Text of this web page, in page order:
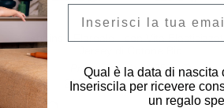
Kite
Prezzo iniziale24,75 €
24,75 € 12,38 €
Qual è la data di nascita
Inseriscila per ricevere
un regalo